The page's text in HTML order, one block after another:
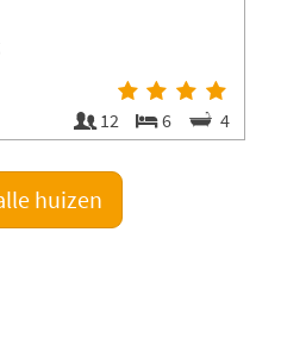
12 6 4
huizen